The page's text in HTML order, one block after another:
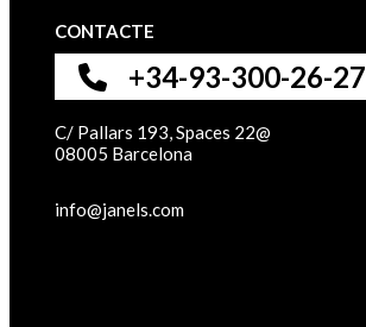
CONTACTE
+34-93-300-26-27
C/ Pallars 193, Spaces 22@
08005 Barcelona
info@janels.com